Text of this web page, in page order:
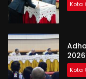
Kota
2026
Kota